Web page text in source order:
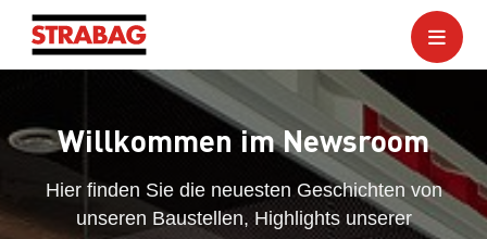
Willkommen im Newsroom
Hier finden Sie die neuesten Geschichten von
unseren Baustellen, Highlights unserer